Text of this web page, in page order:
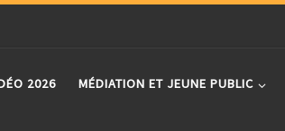
2026 MÉDIATION ET JEUNE PUBLIC